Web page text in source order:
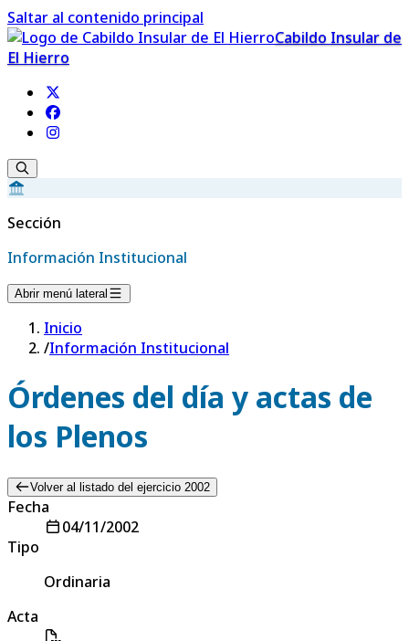
Saltar al contenido principal
Cabildo Insular de
El Hierro
Sección
Información Institucional
Abrir menú lateral
Inicio
/Información Institucional
Órdenes del día y actas de
los Plenos
Volver al listado del ejercicio 2002
Fecha
04/11/2002
Tipo
Ordinaria
Acta